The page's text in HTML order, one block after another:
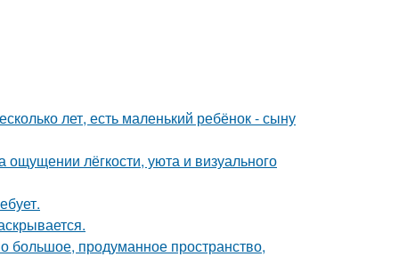
лет, есть маленький ребёнок - сыну
лёгкости, уюта и визуального
большое, продуманное пространство,